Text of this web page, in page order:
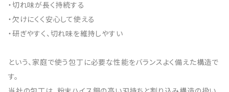
・切れ味が長く持続する
・欠けにくく安心して使える
・研ぎやすく、切れ味を維持しやすい
という、家庭で使う包丁に必要な性能をバランスよく備えた構造で
す。